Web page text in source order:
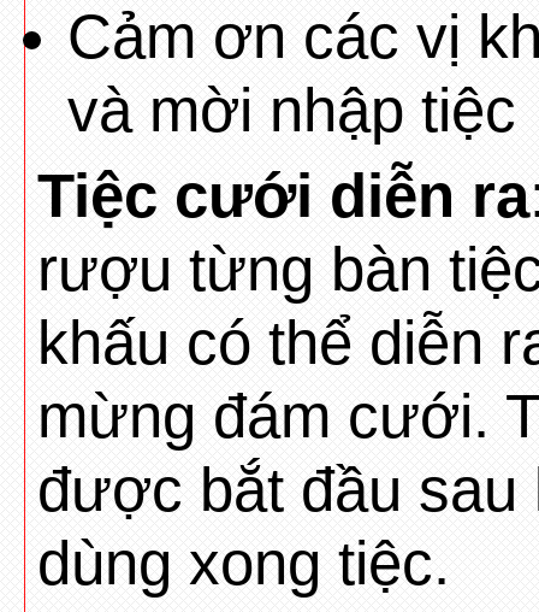
Cảm ơn các vị
và mời nhập tiệc
Tiệc cưới diễn ra
rượu từng bàn
khấu có thể diễn
mừng đám cưới.
được bắt đầu
dùng xong tiệc.